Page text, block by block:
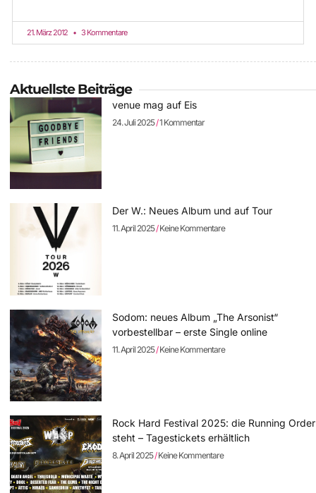
21. März 2012 3 Kommentare
Aktuellste Beiträge
venue mag auf Eis
24. Juli 2025 1 Kommentar
Der W.: Neues Album und auf Tour
11. April 2025 Keine Kommentare
Sodom: neues Album „The Arsonist“
vorbestellbar – erste Single online
11. April 2025 Keine Kommentare
Rock Hard Festival 2025: die Running Order
steht – Tagestickets erhältlich
8. April 2025 Keine Kommentare